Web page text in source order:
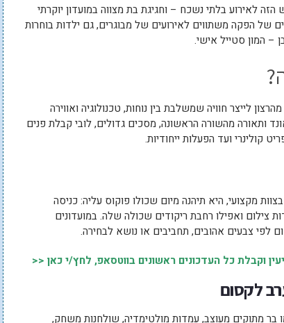
המרגש הזה לאירוע בלתי נשכח – וחגיגת בת מצווה במועדון יוקרתי
של הפקה משתווים לאירועים של מבוגרים, גם ילדות בוחרות
– המון סטייל אישי.
לייצר חוויה שמשלבת בין נוחות, טכנולוגיה ואווירה
ותאורה מהשורה הראשונה, מסכים גדולים, לובי קבלת פנים
קולינרי ועד הפעלות ייחודיות.
מקצועי, היא תיהנה מיום שכולו פוקוס עליה: כניסה
ואפילו רחבת ריקודים שכולה שלה. במועדונים
לפי צבעים אהובים, תחביבים או נושא לבחירה.
וקבלת כל העדכונים ראשונים בווטסאפ, לחץ/י כאן <<
לקסום
מתוקים מעוצב, עמדות מולטימדיה, שולחנות משחק,